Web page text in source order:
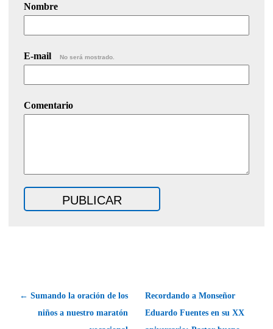
Nombre
E-mail No será mostrado.
Comentario
← Sumando la oración de los
niños a nuestro maratón
Recordando a Monseñor
Eduardo Fuentes en su XX